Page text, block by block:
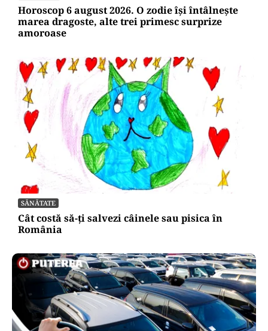
Horoscop 6 august 2026. O zodie își întâlnește
marea dragoste, alte trei primesc surprize
amoroase
SĂNĂTATE
Cât costă să-ți salvezi câinele sau pisica în
România